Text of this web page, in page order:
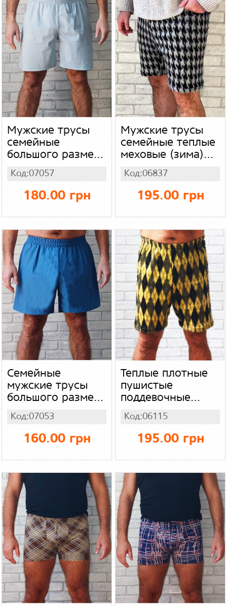
Мужские трусы
семейные
большого размера
батал, домашние
легкие шорты с
карманами, серые
бенгалин стрейч
Код:07057
180.00 грн
Мужские трусы
семейные теплые
меховые (зима)
большого размера
батал, серые в
ромбы стрейч мех
Код:06837
195.00 грн
Семейные
мужские трусы
большого размера
батал, синие
легкие домашние
шорты для
Код:07053
160.00 грн
Теплые плотные
пушистые
поддевочные
мужские трусы в
ромбы (зима),
стрейч начес мех
Код:06115
195.00 грн